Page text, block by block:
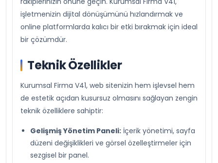
işletmenizin dijital dönüşümünü hızlandırmak ve
online platformlarda kalıcı bir etki bırakmak için ideal
bir çözümdür.
Teknik Özellikler
Kurumsal Firma V41, web sitenizin hem işlevsel hem
de estetik açıdan kusursuz olmasını sağlayan zengin
teknik özelliklere sahiptir:
Gelişmiş Yönetim Paneli: İçerik yönetimi, sayfa
düzeni değişiklikleri ve görsel özelleştirmeler için
sezgisel bir panel.